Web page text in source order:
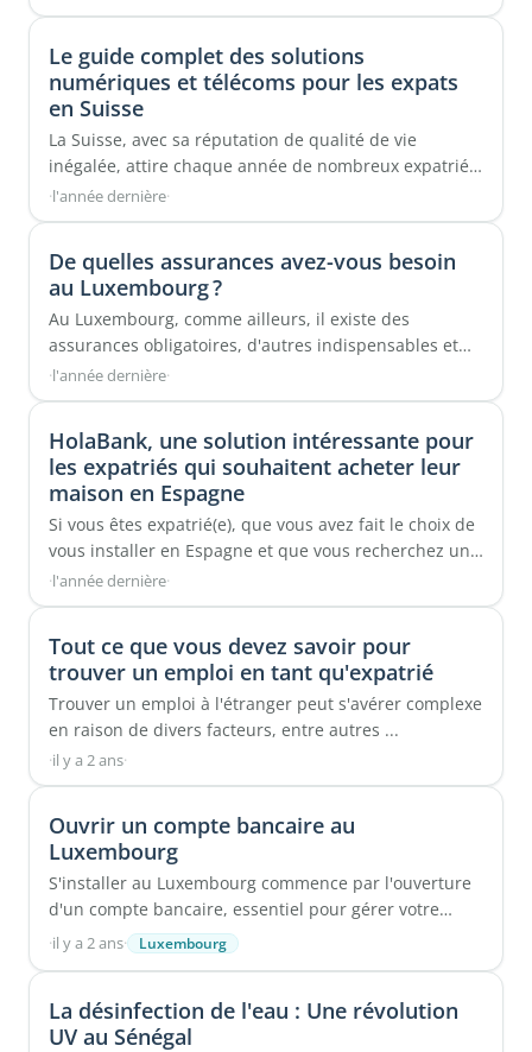
Le guide complet des solutions
numériques et télécoms pour les expats
en Suisse
La Suisse, avec sa réputation de qualité de vie
inégalée, attire chaque année de nombreux expatriés
...
·l'année dernière·
De quelles assurances avez-vous besoin
au Luxembourg ?
Au Luxembourg, comme ailleurs, il existe des
assurances obligatoires, d'autres indispensables et
d'autres encore utiles selon les ...
·l'année dernière·
HolaBank, une solution intéressante pour
les expatriés qui souhaitent acheter leur
maison en Espagne
Si vous êtes expatrié(e), que vous avez fait le choix de
vous installer en Espagne et que vous recherchez un
financement pour acheter un ...
·l'année dernière·
Tout ce que vous devez savoir pour
trouver un emploi en tant qu'expatrié
Trouver un emploi à l'étranger peut s'avérer complexe
en raison de divers facteurs, entre autres ...
·il y a 2 ans·
Ouvrir un compte bancaire au
Luxembourg
S'installer au Luxembourg commence par l'ouverture
d'un compte bancaire, essentiel pour gérer votre
salaire, vos dépenses ...
·il y a 2 ans· Luxembourg
La désinfection de l'eau : Une révolution
UV au Sénégal